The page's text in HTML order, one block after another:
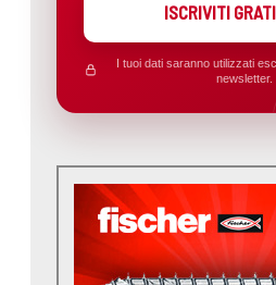
ISCRIVITI
I tuoi dati saranno utilizzati
newsletter.